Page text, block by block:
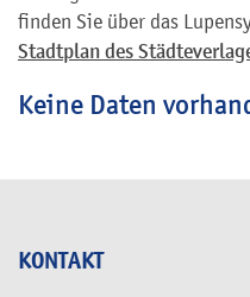
KONTAKT
finden Sie über das
Stadtplan des
Keine Daten